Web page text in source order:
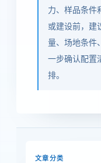
力、样品条件
或建设前，建
量、场地条件
一步确认配置
排。
文章分类